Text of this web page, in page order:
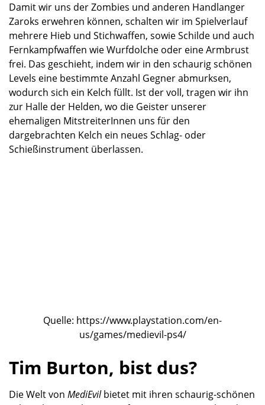
Damit wir uns der Zombies und anderen Handlanger
Zaroks erwehren können, schalten wir im Spielverlauf
mehrere Hieb und Stichwaffen, sowie Schilde und auch
Fernkampfwaffen wie Wurfdolche oder eine Armbrust
frei. Das geschieht, indem wir in den schaurig schönen
Levels eine bestimmte Anzahl Gegner abmurksen,
wodurch sich ein Kelch füllt. Ist der voll, tragen wir ihn
zur Halle der Helden, wo die Geister unserer
ehemaligen MitstreiterInnen uns für den
dargebrachten Kelch ein neues Schlag- oder
Schießinstrument überlassen.
alles fast so, als stamme das Design vonNightmare
Schöpfer Tim Burton höchstselbst.
Gesprächen mit den zynisch-sarkastischen
Wasserspeiern offenbart, hat nichts von seinem
Charme von vor 21 Jahren eingebüßt